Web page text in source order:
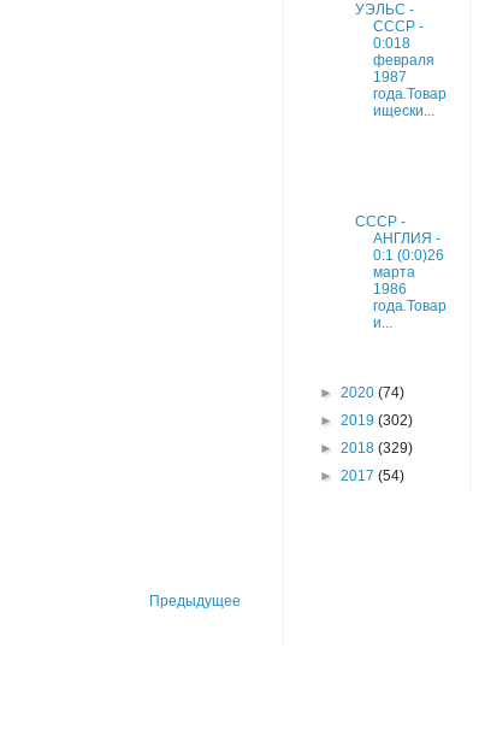
Предыдущее
УЭЛЬС -
СССР -
0:018
февраля
1987
года.Товар
ищески...
СССР -
АНГЛИЯ -
0:1 (0:0)26
марта
1986
года.Товар
и...
► 2020 (74)
► 2019 (302)
► 2018 (329)
► 2017 (54)